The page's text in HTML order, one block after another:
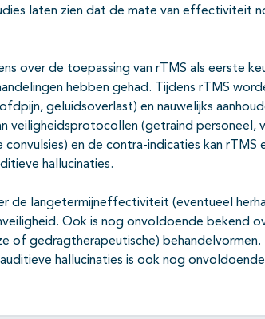
laten zien dat de mate van effectiviteit
over de toepassing van rTMS als eerste
hebben gehad. Tijdens rTMS
geluidsoverlast) en nauwelijks
veiligheidsprotocollen (getraind personeel,
en de contra-indicaties kan rTMS
hallucinaties.
de langetermijneffectiviteit (eventueel
Ook is nog onvol­doende bekend
of gedragtherapeutische) behandelvormen.
hallucinaties is ook nog